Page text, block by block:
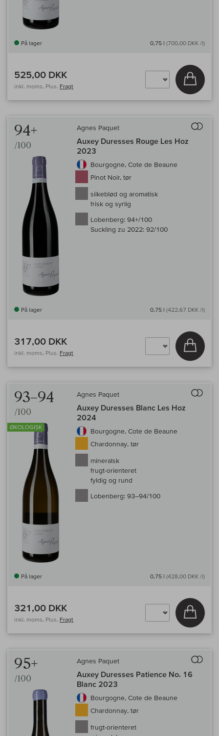
På lager 0,75 l (700,00 DKK /l)
525,00 DKK
inkl. moms, Plus. Fragt
Læg i
94+
/100
Agnes Paquet
Auxey Duresses Rouge Les Hoz
2023
Bourgogne, Cote de Beaune
Pinot Noir, tør
silkeblød og aromatisk
frisk og syrlig
Lobenberg: 94+/100
Suckling zu 2022: 92/100
På lager 0,75 l (422,67 DKK /l)
317,00 DKK
inkl. moms, Plus. Fragt
Læg i
93–94
/100
ØKOLOGISK
Agnes Paquet
Auxey Duresses Blanc Les Hoz
2024
Bourgogne, Cote de Beaune
Chardonnay, tør
mineralsk
frugt-orienteret
fyldig og rund
Lobenberg: 93–94/100
På lager 0,75 l (428,00 DKK /l)
321,00 DKK
inkl. moms, Plus. Fragt
Læg i
95+
/100
Agnes Paquet
Auxey Duresses Patience No. 16
Blanc 2023
Bourgogne, Cote de Beaune
Chardonnay, tør
frugt-orienteret